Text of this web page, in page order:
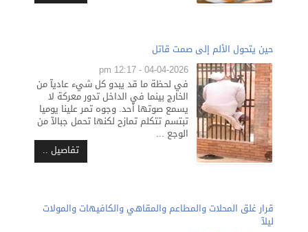
حين يتحول الألم إلى صمت قاتل
04-04-2026 - 12:17 pm
في لحظة ما قد يبدو كل شيء عاديآ من
الخارج بينما في الداخل تدور معركة لا
يسمع صوتها أحد. وجوه تمر علينا يوميا
تبتسم تتكلم تمازح لكنها تحمل جبالآ من
الوجع ...
تفاصيل ..
قرار غلق المحلات والمطاعم والمقاهي والكافيهات والمولات
ليلآ